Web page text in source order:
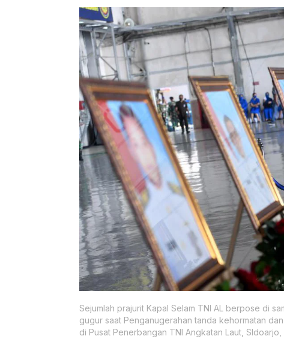
Sejumlah prajurit Kapal Selam TNI AL berpose di
gugur saat Penganugerahan tanda kehormatan
di Pusat Penerbangan TNI Angkatan Laut,